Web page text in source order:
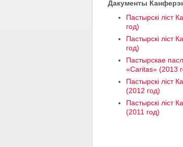
Дакументы
Пастырскі ліст
год)
Пастырскі ліст
год)
Пастырскае
«Caritas» (2013
Пастырскі ліст
(2012 год)
Пастырскі ліст
(2011 год)